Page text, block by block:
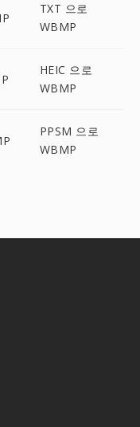
TXT 으로
WBMP
HEIC 으로
WBMP
PPSM 으로
WBMP